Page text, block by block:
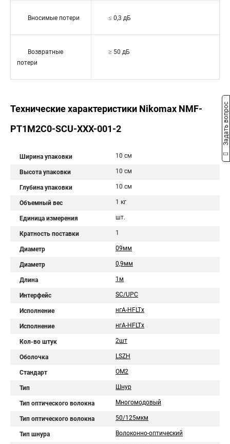
Вносимые потери ≤ 0,3 дБ
Возвратные
потери
≥ 50 дБ
Технические характеристики Nikomax NMF-
PT1M2C0-SCU-XXX-001-2
Ширина упаковки 10 см
Высота упаковки 10 см
Глубина упаковки 10 см
Объемный вес 1 кг
Единица измерения шт.
Кратность поставки 1
Диаметр 09мм
Диаметр 0,9мм
Длина 1м
Интерфейс SC/UPC
Исполнение нгA-HFLTx
Исполнение нгА-HFLTx
Кол-во штук 2шт
Оболочка LSZH
Стандарт OM2
Тип Шнур
Тип оптического волокна Многомодовый
Тип оптического волокна 50/125мкм
Тип шнура Волоконно-оптический
Задать вопрос